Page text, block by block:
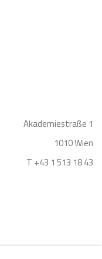
Akademiestraße 1
1010 Wien
T +43 1 513 18 43